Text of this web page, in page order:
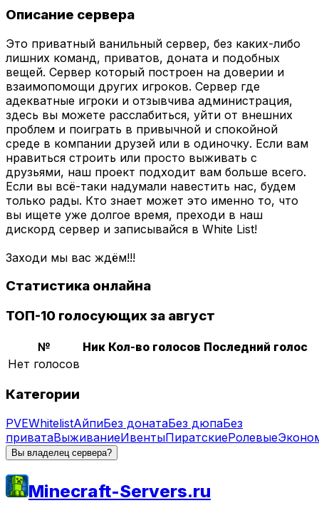
Описание сервера
Это приватный ванильный сервер, без каких-либо
лишних команд, приватов, доната и подобных
вещей. Сервер который построен на доверии и
взаимопомощи других игроков. Сервер где
адекватные игроки и отзывчива администрация,
здесь вы можете расслабиться, уйти от внешних
проблем и поиграть в привычной и спокойной
среде в компании друзей или в одиночку. Если вам
нравиться строить или просто выживать с
друзьями, наш проект подходит вам больше всего.
Если вы всё-таки надумали навестить нас, будем
только рады. Кто знает может это именно то, что
вы ищете уже долгое время, преходи в наш
дискорд сервер и записывайся в White List!
Заходи мы вас ждём!!!
Статистика онлайна
ТОП-10 голосующих за август
№ Ник Кол-во голосов Последний голос
Нет голосов
Категории
PVEWhitelistАйпиБез донатаБез дюпаБез
приватаВыживаниеИвентыПиратскиеРолевые
Вы владелец сервера?
Minecraft-Servers.ru